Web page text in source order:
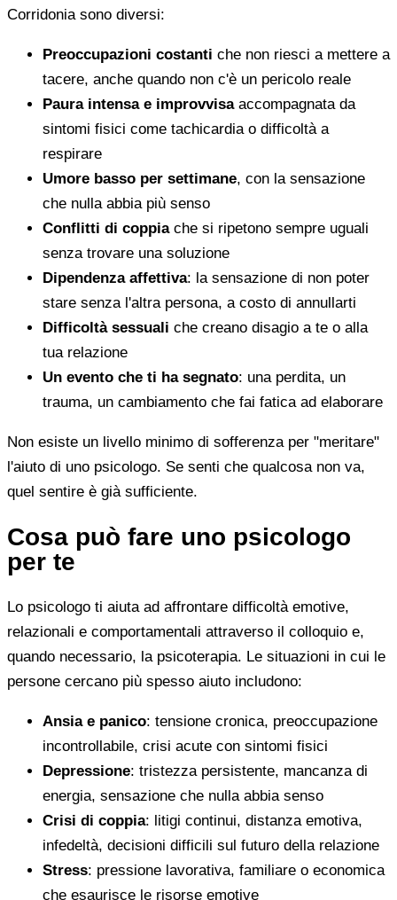
Corridonia sono diversi:
Preoccupazioni costanti che non riesci a mettere a
tacere, anche quando non c'è un pericolo reale
Paura intensa e improvvisaaccompagnata da
sintomi fisici come tachicardia o difficoltà a
respirare
Umore basso per settimane, con la sensazione
che nulla abbia più senso
Conflitti di coppiache si ripetono sempre uguali
senza trovare una soluzione
Dipendenza affettiva: la sensazione di non poter
stare senza l'altra persona, a costo di annullarti
Difficoltà sessuali che creano disagio a te o alla
tua relazione
Un evento che ti ha segnato: una perdita, un
trauma, un cambiamento che fai fatica ad elaborare
Non esiste un livello minimo di sofferenza per "meritare"
l'aiuto di uno psicologo. Se senti che qualcosa non va,
quel sentire è già sufficiente.
Cosa può fare uno psicologo
per te
Lo psicologo ti aiuta ad affrontare difficoltà emotive,
relazionali e comportamentali attraverso il colloquio e,
quando necessario, la psicoterapia. Le situazioni in cui le
persone cercano più spesso aiuto includono:
Ansia e panico: tensione cronica, preoccupazione
incontrollabile, crisi acute con sintomi fisici
Depressione: tristezza persistente, mancanza di
energia, sensazione che nulla abbia senso
Crisi di coppia: litigi continui, distanza emotiva,
infedeltà, decisioni difficili sul futuro della relazione
Stress: pressione lavorativa, familiare o economica
che esaurisce le risorse emotive